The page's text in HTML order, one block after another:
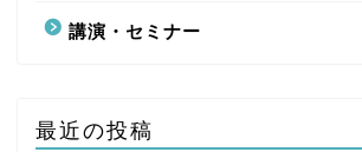
講演・セミナー
最近の投稿